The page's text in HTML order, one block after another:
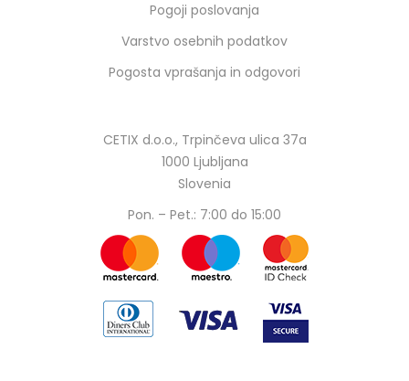
Pogoji poslovanja
Varstvo osebnih podatkov
Pogosta vprašanja in odgovori
CETIX d.o.o., Trpinčeva ulica 37a
1000 Ljubljana
Slovenia
Pon. – Pet.: 7:00 do 15:00